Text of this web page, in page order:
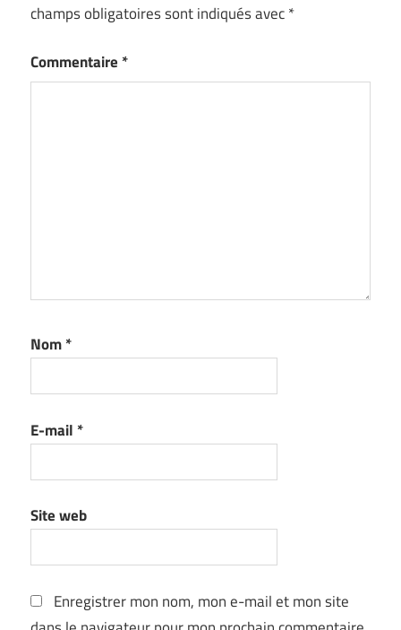
champs obligatoires sont indiqués avec*
Commentaire *
Nom*
E-mail *
Site web
Enregistrer mon nom, mon e-mail et mon site